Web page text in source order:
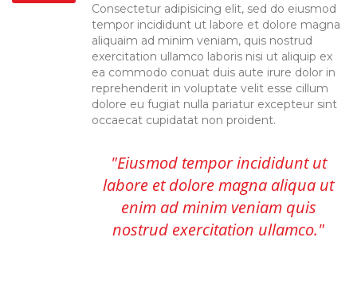
Consectetur adipisicing elit, sed do eiusmod
tempor incididunt ut labore et dolore magna
aliquaim ad minim veniam, quis nostrud
exercitation ullamco laboris nisi ut aliquip ex
ea commodo conuat duis aute irure dolor in
reprehenderit in voluptate velit esse cillum
dolore eu fugiat nulla pariatur excepteur sint
occaecat cupidatat non proident.
Eiusmod tempor incididunt ut
labore et dolore magna aliqua ut
enim ad minim veniam quis
nostrud exercitation ullamco.